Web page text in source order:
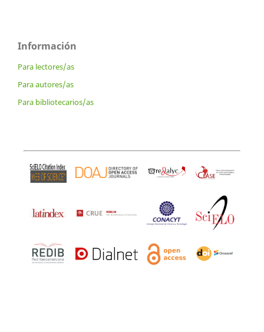
Información
Para lectores/as
Para autores/as
Para bibliotecarios/as